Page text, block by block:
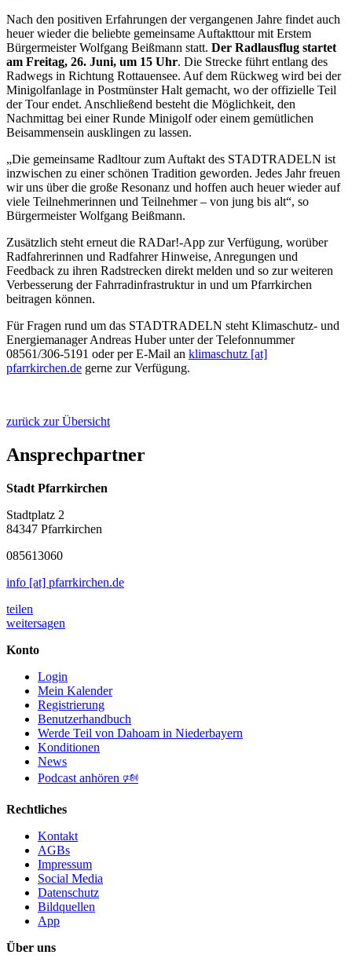
Nach den positiven Erfahrungen der vergangenen Jahre findet auch
heuer wieder die beliebte gemeinsame Auftakttour mit Erstem
Bürgermeister Wolfgang Beißmann statt. Der Radlausflug startet
am Freitag, 26. Juni, um 15 Uhr. Die Strecke führt entlang des
Radwegs in Richtung Rottauensee. Auf dem Rückweg wird bei der
Minigolfanlage in Postmünster Halt gemacht, wo der offizielle Teil
der Tour endet. Anschließend besteht die Möglichkeit, den
Nachmittag bei einer Runde Minigolf oder einem gemütlichen
Beisammensein ausklingen zu lassen.
„Die gemeinsame Radltour zum Auftakt des STADTRADELN ist
inzwischen zu einer schönen Tradition geworden. Jedes Jahr freuen
wir uns über die große Resonanz und hoffen auch heuer wieder auf
viele Teilnehmerinnen und Teilnehmer – von jung bis alt“, so
Bürgermeister Wolfgang Beißmann.
Zusätzlich steht erneut die RADar!-App zur Verfügung, worüber
Radfahrerinnen und Radfahrer Hinweise, Anregungen und
Feedback zu ihren Radstrecken direkt melden und so zur weiteren
Verbesserung der Fahrradinfrastruktur in und um Pfarrkirchen
beitragen können.
Für Fragen rund um das STADTRADELN steht Klimaschutz- und
Energiemanager Andreas Huber unter der Telefonnummer
08561/306-5191 oder per E-Mail an klimaschutz [at]
pfarrkirchen.de gerne zur Verfügung.
zurück zur Übersicht
Ansprechpartner
Stadt Pfarrkirchen
Stadtplatz 2
84347 Pfarrkirchen
085613060
info [at] pfarrkirchen.de
teilen
weitersagen
Konto
Login
Mein Kalender
Registrierung
Benutzerhandbuch
Werde Teil von Dahoam in Niederbayern
Konditionen
News
Podcast anhören 🕬
Rechtliches
Kontakt
AGBs
Impressum
Social Media
Datenschutz
Bildquellen
App
Über uns